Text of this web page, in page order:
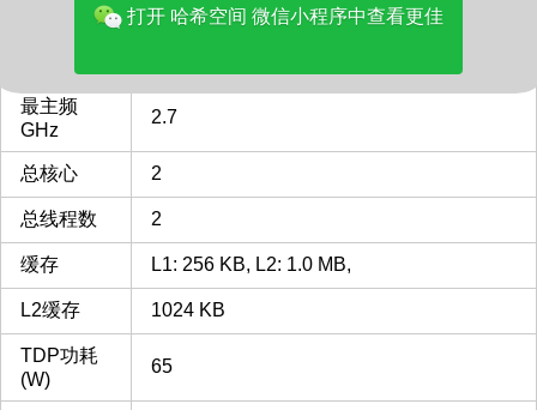
Desktop
最主频
GHz
2.7
总核心 2
总线程数 2
缓存 L1: 256 KB, L2: 1.0 MB,
L2缓存 1024 KB
TDP功耗
(W)
65
打开 哈希空间 微信小程序中查看更佳